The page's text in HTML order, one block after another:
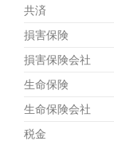
共済
損害保険
損害保険会社
生命保険
生命保険会社
税金